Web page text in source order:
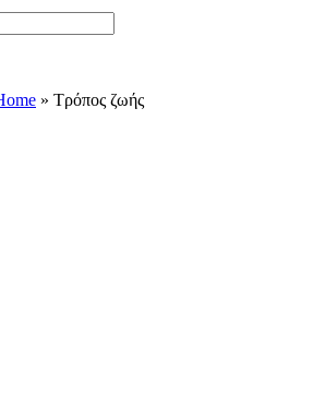
» Τρόπος ζωής